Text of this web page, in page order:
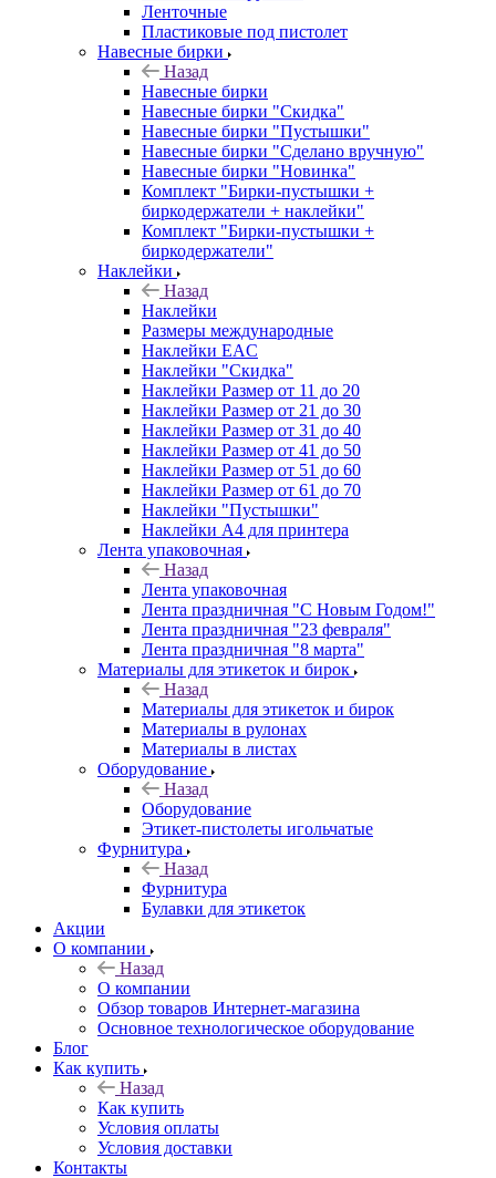
Ленточные
Пластиковые под пистолет
Навесные бирки
Назад
Навесные бирки
Навесные бирки "Скидка"
Навесные бирки "Пустышки"
Навесные бирки "Сделано вручную"
Навесные бирки "Новинка"
Комплект "Бирки-пустышки +
биркодержатели + наклейки"
Комплект "Бирки-пустышки +
биркодержатели"
Наклейки
Назад
Наклейки
Размеры международные
Наклейки EAC
Наклейки "Скидка"
Наклейки Размер от 11 до 20
Наклейки Размер от 21 до 30
Наклейки Размер от 31 до 40
Наклейки Размер от 41 до 50
Наклейки Размер от 51 до 60
Наклейки Размер от 61 до 70
Наклейки "Пустышки"
Наклейки А4 для принтера
Лента упаковочная
Назад
Лента упаковочная
Лента праздничная "С Новым Годом!"
Лента праздничная "23 февраля"
Лента праздничная "8 марта"
Материалы для этикеток и бирок
Назад
Материалы для этикеток и бирок
Материалы в рулонах
Материалы в листах
Оборудование
Назад
Оборудование
Этикет-пистолеты игольчатые
Фурнитура
Назад
Фурнитура
Булавки для этикеток
Акции
О компании
Назад
О компании
Обзор товаров Интернет-магазина
Основное технологическое оборудование
Блог
Как купить
Назад
Как купить
Условия оплаты
Условия доставки
Контакты